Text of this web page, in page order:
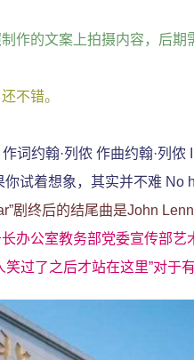
作的文案上拍摄内容，后
不错。
词约翰·列侬 作曲约翰·列
试着想象，其实并不难 No
剧终后的结尾曲是John
办公室教务部党委宣传部
过了之后才站在这里”对于有